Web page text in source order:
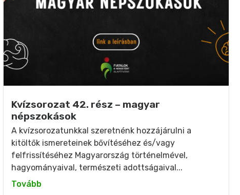
Kvízsorozat 42. rész – magyar
népszokások
A kvízsorozatunkkal szeretnénk hozzájárulni a
kitöltők ismereteinek bővítéséhez és/vagy
felfrissítéséhez Magyarország történelmével,
hagyományaival, természeti adottságaival...
Tovább